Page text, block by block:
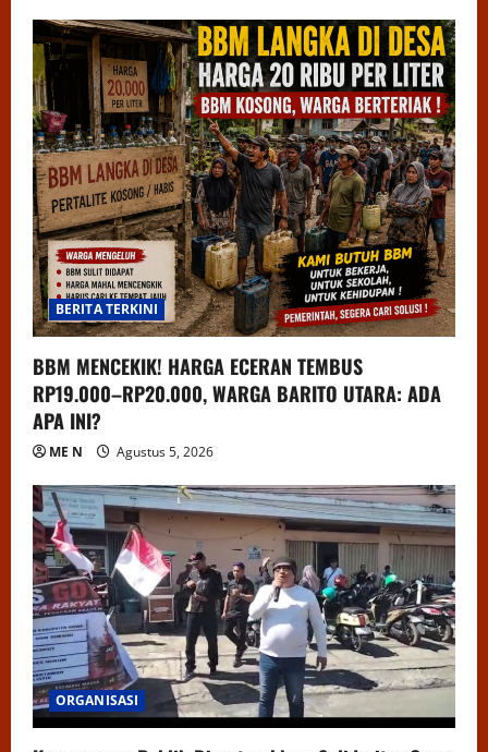
BERITA TERKINI
BBM MENCEKIK! HARGA ECERAN TEMBUS
RP19.000–RP20.000, WARGA BARITO UTARA: ADA
APA INI?
ME N Agustus 5, 2026
ORGANISASI